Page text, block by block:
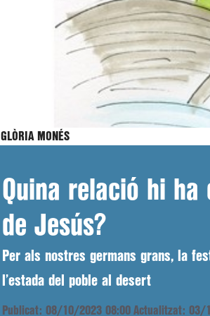
GLÒRIA MONÉS
Quina relació hi ha
de Jesús?
Per als nostres germans grans, la
l’estada del poble al desert
Publicat: 08/10/2023 08:00 Actualitzat: 03/